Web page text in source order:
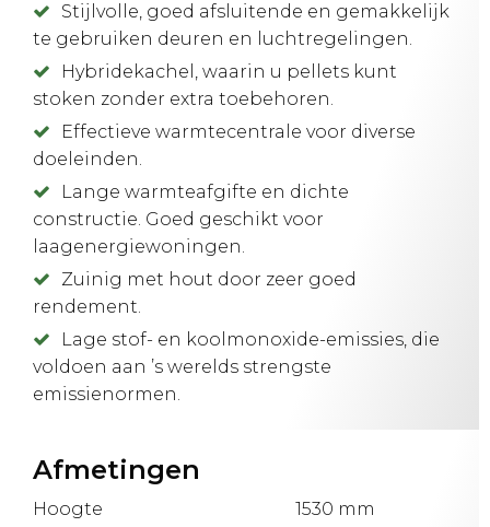
Stijlvolle, goed afsluitende en gemakkelijk
te gebruiken deuren en luchtregelingen.
Hybridekachel, waarin u pellets kunt
stoken zonder extra toebehoren.
Effectieve warmtecentrale voor diverse
doeleinden.
Lange warmteafgifte en dichte
constructie. Goed geschikt voor
laagenergiewoningen.
Zuinig met hout door zeer goed
rendement.
Lage stof- en koolmonoxide-emissies, die
voldoen aan ’s werelds strengste
emissienormen.
Afmetingen
Hoogte
1530 mm